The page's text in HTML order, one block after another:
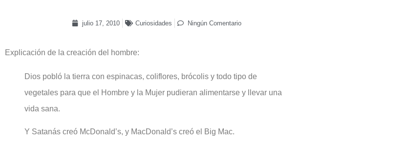
julio 17, 2010 Curiosidades Ningún Comentario
Explicación de la creación del hombre:
Dios pobló la tierra con espinacas, coliflores, brócolis y todo tipo de
vegetales para que el Hombre y la Mujer pudieran alimentarse y llevar una
vida sana.
Y Satanás creó McDonald’s, y MacDonald’s creó el Big Mac.